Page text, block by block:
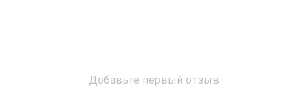
Добавьте первый отзыв